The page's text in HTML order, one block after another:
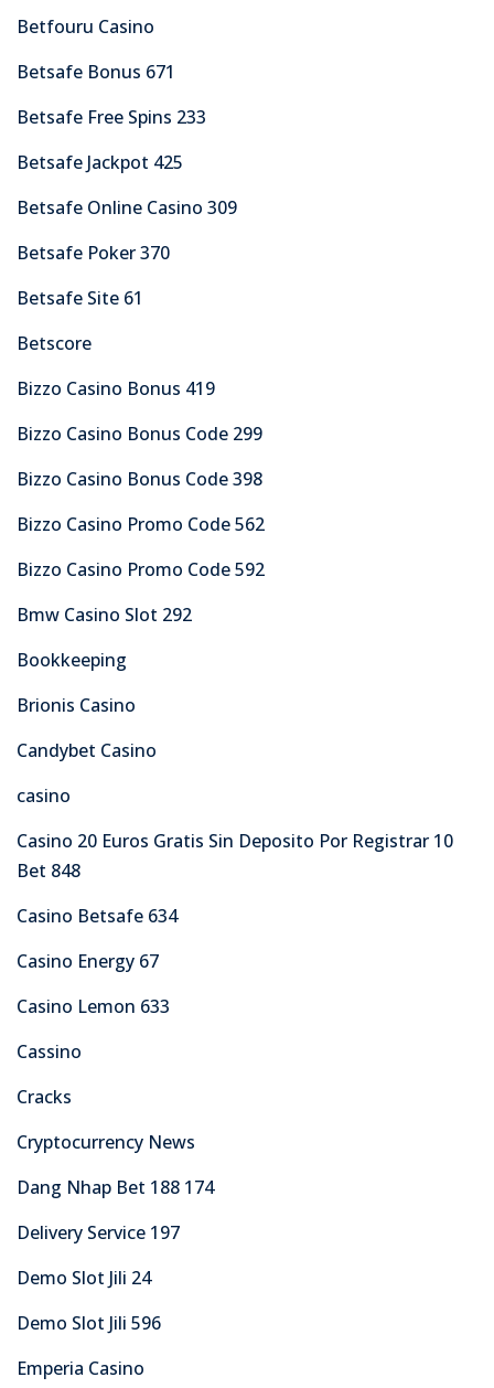
Betfouru Casino
Betsafe Bonus 671
Betsafe Free Spins 233
Betsafe Jackpot 425
Betsafe Online Casino 309
Betsafe Poker 370
Betsafe Site 61
Betscore
Bizzo Casino Bonus 419
Bizzo Casino Bonus Code 299
Bizzo Casino Bonus Code 398
Bizzo Casino Promo Code 562
Bizzo Casino Promo Code 592
Bmw Casino Slot 292
Bookkeeping
Brionis Casino
Candybet Casino
casino
Casino 20 Euros Gratis Sin Deposito Por Registrar 10
Bet 848
Casino Betsafe 634
Casino Energy 67
Casino Lemon 633
Cassino
Cracks
Cryptocurrency News
Dang Nhap Bet 188 174
Delivery Service 197
Demo Slot Jili 24
Demo Slot Jili 596
Emperia Casino